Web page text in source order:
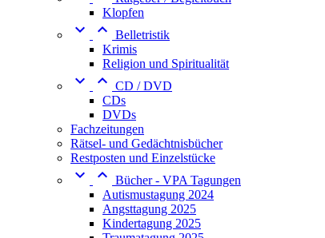
Klopfen
  Belletristik
Krimis
Religion und Spiritualität
  CD / DVD
CDs
DVDs
Fachzeitungen
Rätsel- und Gedächtnisbücher
Restposten und Einzelstücke
  Bücher - VPA Tagungen
Autismustagung 2024
Angsttagung 2025
Kindertagung 2025